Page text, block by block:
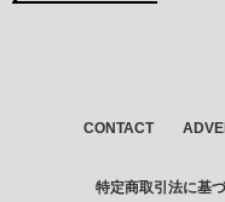
CONTACT
特定商取引法に基